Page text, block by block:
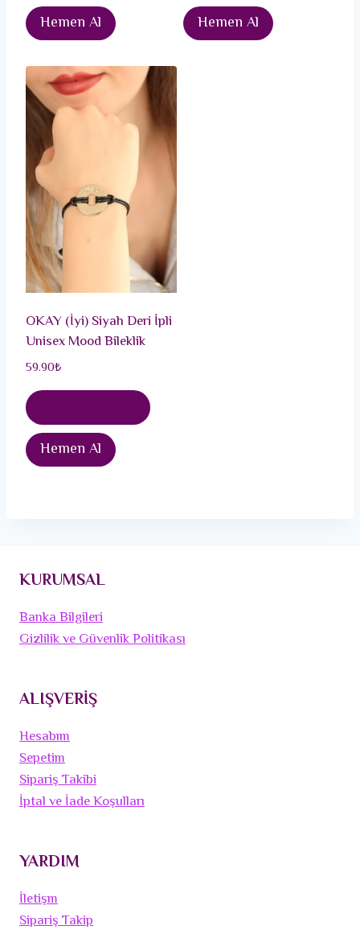
Hemen Al
Hemen Al
OKAY (İyi) Siyah Deri İpli
Unisex Mood Bileklik
59.90₺
Hemen Al
KURUMSAL
Banka Bilgileri
Gizlilik ve Güvenlik Politikası
ALIŞVERİŞ
Hesabım
Sepetim
Sipariş Takibi
İptal ve İade Koşulları
YARDIM
İletişm
Sipariş Takip